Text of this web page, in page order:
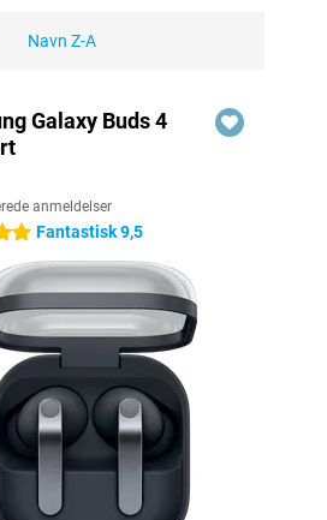
Navn Z-A
Galaxy Buds 4
anmeldelser
Fantastisk 9,5